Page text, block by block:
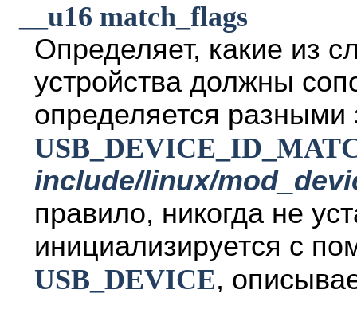
__u16 match_flags
Определяет, какие из
устройства должны
определяется разными
include/linux/
правило, никогда не
инициализируется с
USB_DEVICE,